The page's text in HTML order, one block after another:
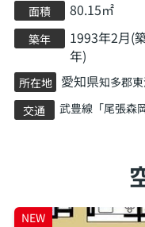
面積 80.15㎡
築年
1993年2月(
年)
所在地 愛知県知多郡
交通 武豊線 「尾張森
NEW